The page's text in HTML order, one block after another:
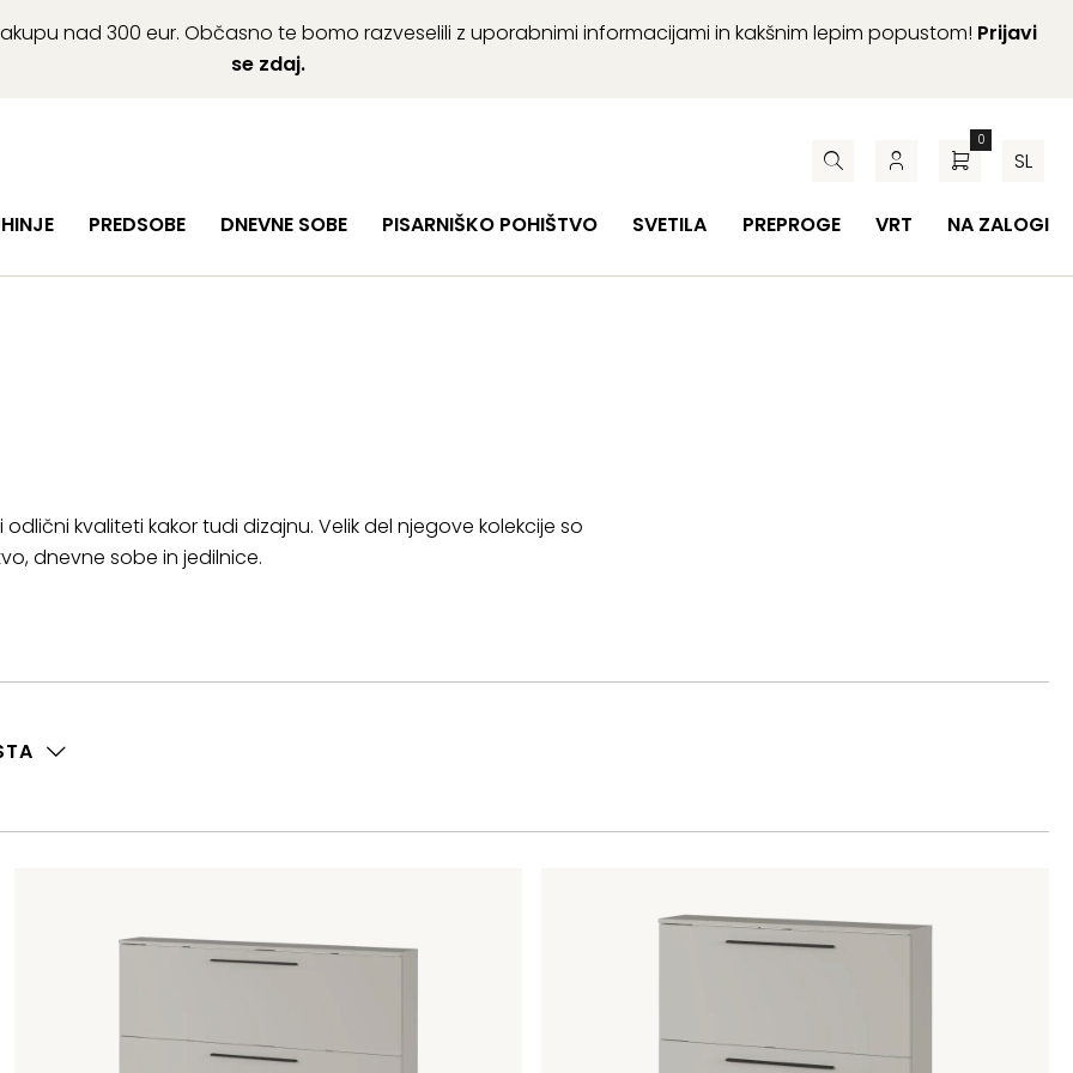
nad 300 eur. Občasno te bomo razveselili z uporabnimi informacijami in kakšnim lepim popustom! Prijavi
se zdaj.
0
SL
PREDSOBE DNEVNE SOBE PISARNIŠKO POHIŠTVO SVETILA PREPROGE VRT NA ZALOGI
kvaliteti kakor tudi dizajnu. Velik del njegove kolekcije so
dnevne sobe in jedilnice.